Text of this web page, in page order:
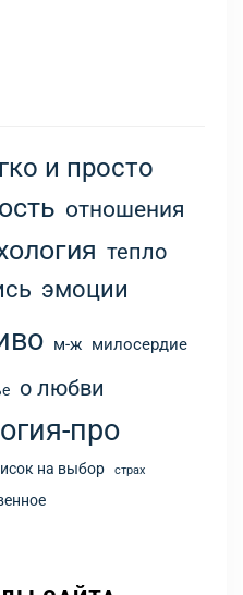
и просто
отношения
тепло
эмоции
м-ж милосердие
о любви
про
на выбор страх